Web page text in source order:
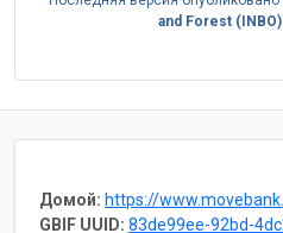
and Forest (INBO)
Домой: https://www.movebank.org/cms/
GBIF UUID: 83de99ee-92bd-